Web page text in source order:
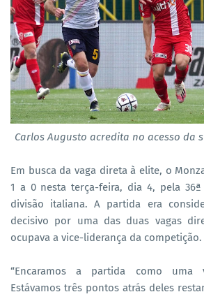
Carlos Augusto acredita no acesso da
Em busca da vaga direta à elite, o
1 a 0 nesta terça-feira, dia 4, pela
divisão italiana. A partida era
decisivo por uma das duas vagas
ocupava a vice-liderança da competição.
“Encaramos a partida como uma
Estávamos três pontos atrás deles